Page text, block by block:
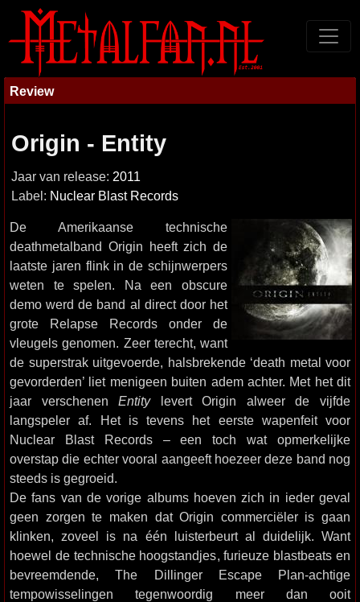
Review
Origin - Entity
Jaar van release: 2011
Label: Nuclear Blast Records
De Amerikaanse technische
deathmetalband Origin heeft zich de
laatste jaren flink in de schijnwerpers
weten te spelen. Na een obscure
demo werd de band al direct door het
grote Relapse Records onder de
vleugels genomen. Zeer terecht, want
de superstrak uitgevoerde, halsbrekende ‘death metal voor
gevorderden’ liet menigeen buiten adem achter. Met het dit
jaar verschenenEntitylevert Origin alweer de vijfde
langspeler af. Het is tevens het eerste wapenfeit voor
Nuclear Blast Records – een toch wat opmerkelijke
overstap die echter vooral aangeeft hoezeer deze band nog
steeds is gegroeid.
De fans van de vorige albums hoeven zich in ieder geval
geen zorgen te maken dat Origin commerciëler is gaan
klinken, zoveel is na één luisterbeurt al duidelijk. Want
hoewel de technische hoogstandjes, furieuze blastbeats en
bevreemdende, The Dillinger Escape Plan-achtige
tempowisselingen tegenwoordig meer dan ooit